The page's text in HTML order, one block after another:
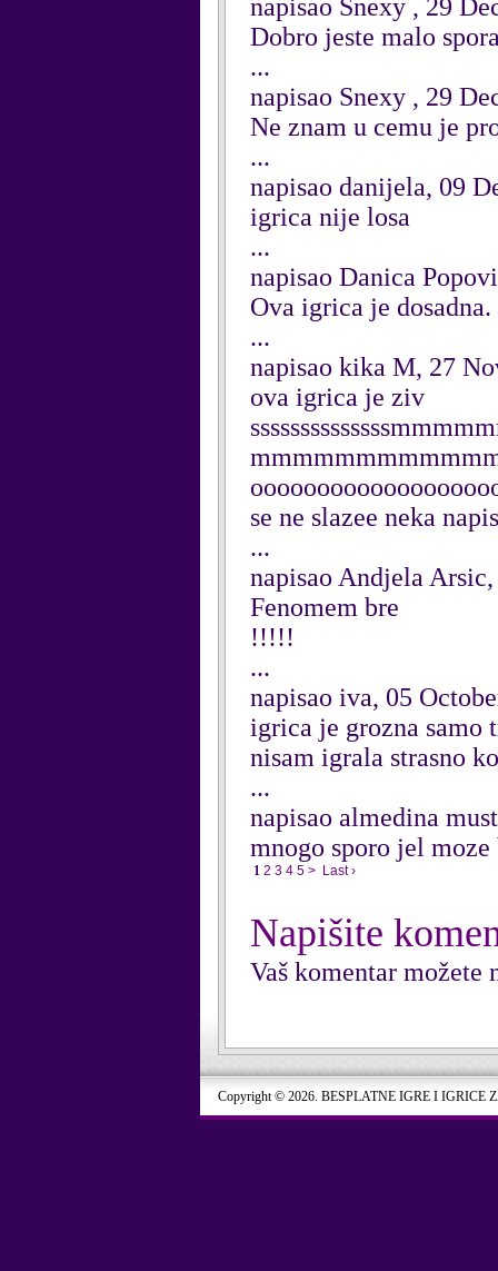
napisao Snexy , 29
Dobro jeste malo
...
napisao Snexy , 29
Ne znam u cemu je
...
napisao danijela, 09
igrica nije losa
...
napisao Danica
Ova igrica je dosadna.
...
napisao kika M, 27
ova igrica je ziv
se ne slazee neka
...
napisao Andjela
Fenomem bre
!!!!!
...
napisao iva, 05
igrica je grozna samo
nisam igrala strasno
...
napisao almedina
mnogo sporo jel
1 2 3 4 5 > Last ›
Napišite
Vaš komentar možete
Copyright © 2026. BESPLATNE IGRE I IGRICE